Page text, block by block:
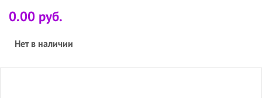
0.00 руб.
Нет в наличии